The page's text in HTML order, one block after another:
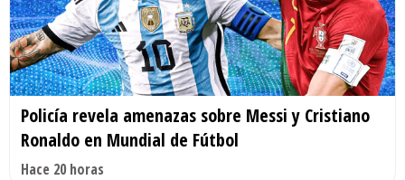
Policía revela amenazas sobre Messi y Cristiano
Ronaldo en Mundial de Fútbol
Hace 20 horas